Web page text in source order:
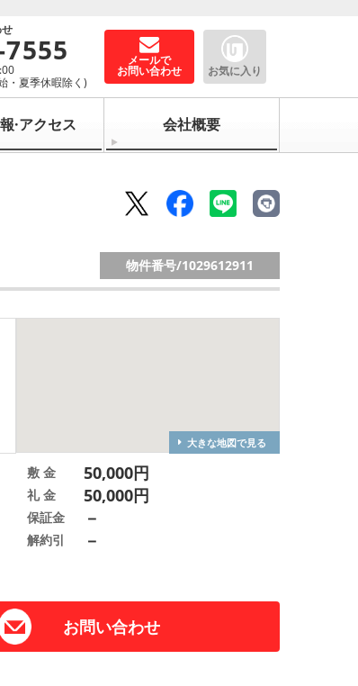
・夏季休暇除く)
メールで
お問い合わせ お気に入り
·アクセス 会社概要
物件番号/1029612911
大きな地図で見る
お問い合わせ
敷 金 50,000円
礼 金 50,000円
保証金 －
解約引 －